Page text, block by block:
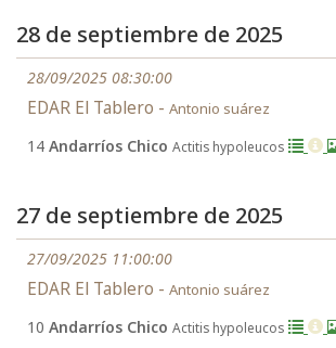
28 de septiembre de 2025
28/09/2025 08:30:00
EDAR El Tablero - Antonio suárez
14 Andarríos Chico Actitis hypoleucos
27 de septiembre de 2025
27/09/2025 11:00:00
EDAR El Tablero - Antonio suárez
10 Andarríos Chico Actitis hypoleucos